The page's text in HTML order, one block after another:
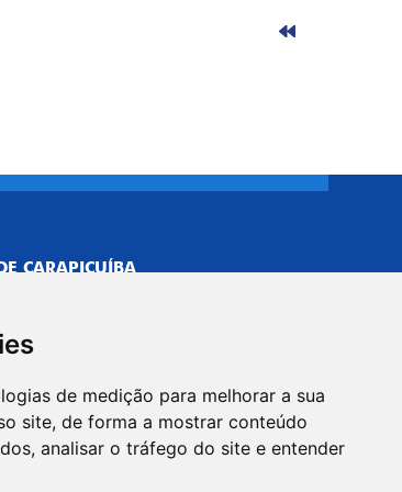
de medição para melhorar a sua
site, de forma a mostrar conteúdo
analisar o tráfego do site e entender
CARAPICUÍBA
Caldas, Carapicuíba/SP
Caldas, Carapicuíba/SP